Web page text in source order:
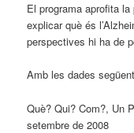
El programa aprofita la
explicar què és
perspectives hi ha de
Amb les dades
Què? Qui? Com?, Un
setembre de 2008